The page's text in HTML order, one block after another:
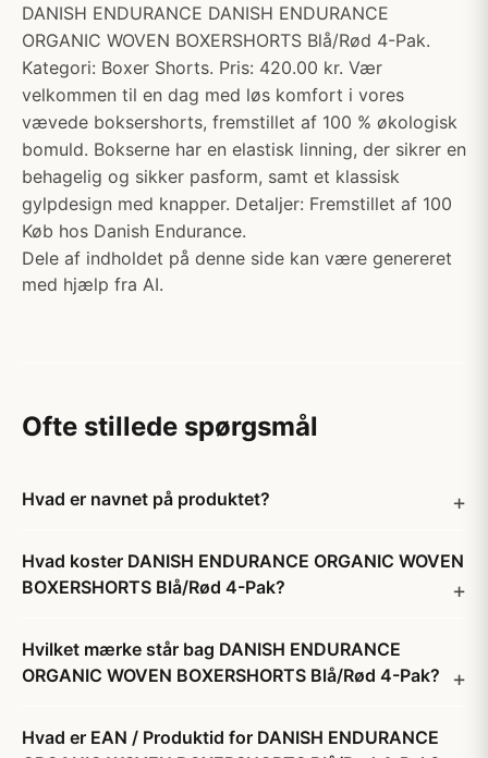
DANISH ENDURANCE DANISH ENDURANCE
ORGANIC WOVEN BOXERSHORTS Blå/Rød 4-Pak.
Kategori: Boxer Shorts. Pris: 420.00 kr. Vær
velkommen til en dag med løs komfort i vores
vævede boksershorts, fremstillet af 100 % økologisk
bomuld. Bokserne har en elastisk linning, der sikrer en
behagelig og sikker pasform, samt et klassisk
gylpdesign med knapper. Detaljer: Fremstillet af 100
Køb hos Danish Endurance.
Dele af indholdet på denne side kan være genereret
med hjælp fra AI.
Ofte stillede spørgsmål
Hvad er navnet på produktet?
Hvad koster DANISH ENDURANCE ORGANIC WOVEN
BOXERSHORTS Blå/Rød 4-Pak?
Hvilket mærke står bag DANISH ENDURANCE
ORGANIC WOVEN BOXERSHORTS Blå/Rød 4-Pak?
Hvad er EAN / Produktid for DANISH ENDURANCE